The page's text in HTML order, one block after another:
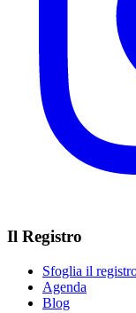
Il Registro
Sfoglia il
Agenda
Blog